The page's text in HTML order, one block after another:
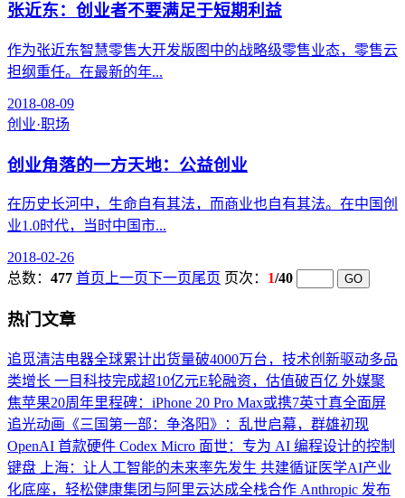
张近东：创业者不要满足于短期利益
作为张近东智慧零售大开发版图中的战略级零售业态，零售云
担纲重任。在最新的年...
2018-08-09
创业·职场
创业角落的一方天地：公益创业
在历史长河中，生命自有其法，而商业也自有其法。在中国创
业1.0时代，当时中国市...
2018-02-26
总数： 477 首页 上一页下一页尾页 页次： 1/40
热门文章
追觅清洁电器全球累计出货量破4000万台，技术创新驱动多品
类增长 一目科技完成超10亿元E轮融资，估值破百亿 外媒聚
焦苹果20周年里程碑：iPhone 20 Pro Max或携7英寸真全面屏
追光动画《三国第一部：争洛阳》：乱世启幕，群雄初现
OpenAI 首款硬件 Codex Micro 面世：专为 AI 编程设计的控制
键盘
上海：让人工智能的未来率先发生 共建循证医学AI产业
化底座，轻松健康集团与阿里云达成全栈合作 Anthropic 发布